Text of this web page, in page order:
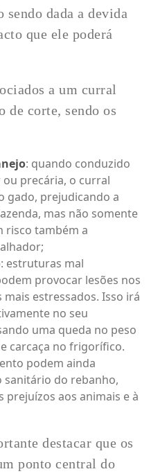
dada a devida
que ele poderá
a um curral
de corte, sendo os
: quando conduzido
precária, o curral
gado, prejudicando a
mas não somente
risco também a
: estruturas mal
provocar lesões nos
mais estressados. Isso irá
no seu
uma queda no peso
carcaça no frigorífico.
podem ainda
sanitário do rebanho,
aos animais e à
destacar que os
ponto central do